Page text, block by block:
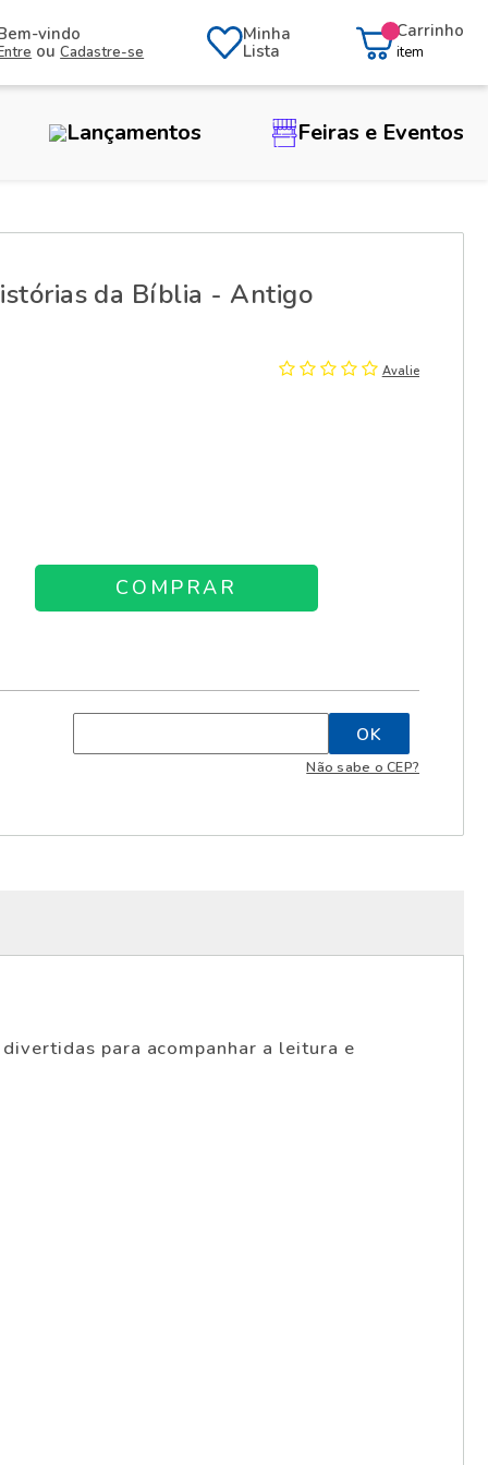
vindo
ouCadastre-se
Minha
Lista
Carrinho
item
Lançamentos Feiras e Eventos
da Bíblia - Antigo
Avalie
Não sabe o CEP?
para acompanhar a leitura e